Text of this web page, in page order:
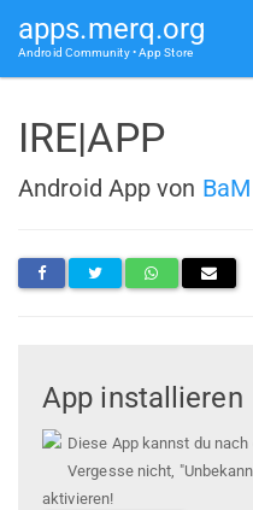
apps.merq.org
Android Community • App Store
IRE|APP
Android App von BaM
App installieren
Diese App kannst du
Vergesse nicht,
aktivieren!